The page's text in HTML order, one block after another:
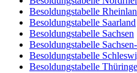
Besoldungstabelle
Besoldungstabelle Saarland
Besoldungstabelle Sachsen
Besoldungstabelle
Besoldungstabelle
Besoldungstabelle